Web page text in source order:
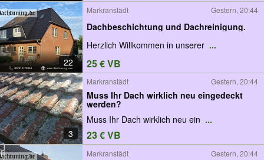
22
Markranstädt Gestern, 20:44
Dachbeschichtung und Dachreinigung.
Herzlich Willkommen in unserer ...
25 € VB
3
Markranstädt Gestern, 20:44
Muss Ihr Dach wirklich neu eingedeckt
werden?
Muss Ihr Dach wirklich neu ein ...
23 € VB
Markranstädt Gestern, 20:44